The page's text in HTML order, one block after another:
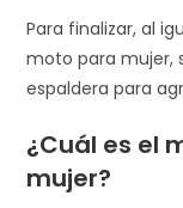
Para finalizar, al
moto para mujer,
espaldera para
¿Cuál es el
mujer?